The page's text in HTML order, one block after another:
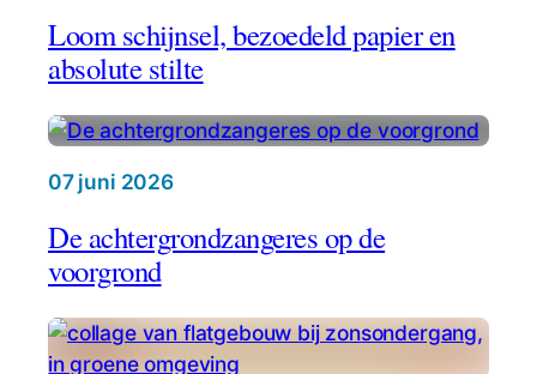
e
n
Loom schijnsel, bezoedeld papier en
absolute stilte
07 juni 2026
De achtergrondzangeres op de
voorgrond